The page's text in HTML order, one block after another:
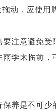
动，应使用
意避免受
季来临前
是不可少